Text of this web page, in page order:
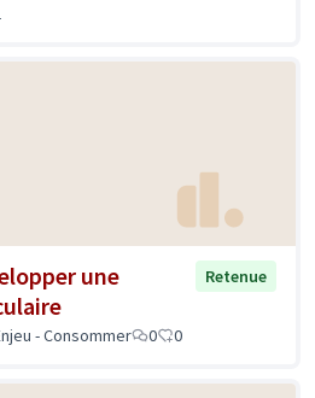
une
Retenue
- Consommer 0 0